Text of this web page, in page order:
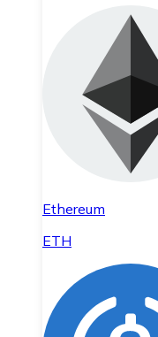
Ethereum
ETH